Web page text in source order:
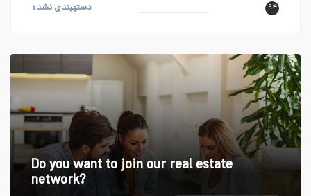
دستهبندی نشده ۹۴
Do you want to join our real estate
network?